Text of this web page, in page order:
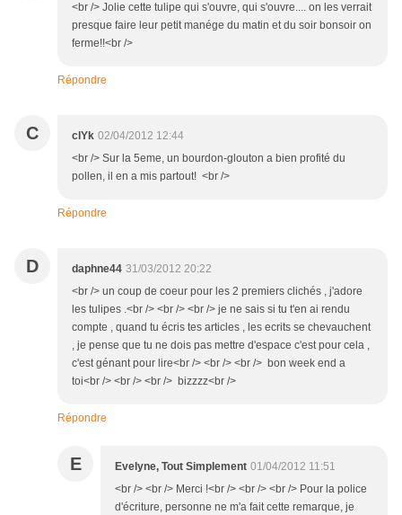
<br /> Jolie cette tulipe qui s'ouvre, qui s'ouvre.... on les verrait
presque faire leur petit manége du matin et du soir bonsoir on
ferme!!<br />
Répondre
C clYk 02/04/2012 12:44
<br /> Sur la 5eme, un bourdon-glouton a bien profité du
pollen, il en a mis partout! <br />
Répondre
D daphne44 31/03/2012 20:22
<br /> un coup de coeur pour les 2 premiers clichés , j'adore
les tulipes .<br /> <br /> <br /> je ne sais si tu t'en ai rendu
compte , quand tu écris tes articles , les ecrits se chevauchent
, je pense que tu ne dois pas mettre d'espace c'est pour cela ,
c'est génant pour lire<br /> <br /> <br /> bon week end a
toi<br /> <br /> <br /> bizzzz<br />
Répondre
E Evelyne, Tout Simplement 01/04/2012 11:51
<br /> <br /> Merci !<br /> <br /> <br /> Pour la police
d'écriture, personne ne m'a fait cette remarque, je